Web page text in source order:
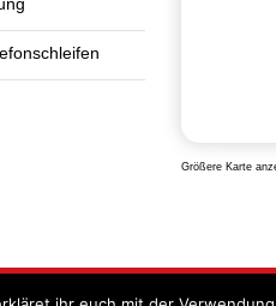
Größere Karte